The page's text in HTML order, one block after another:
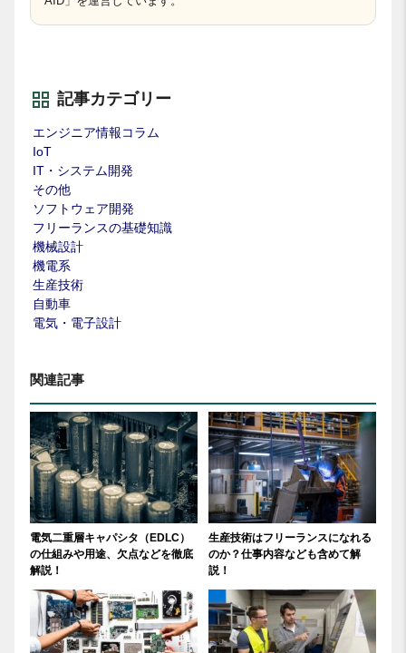
記事カテゴリー
エンジニア情報コラム
IoT
IT・システム開発
その他
ソフトウェア開発
フリーランスの基礎知識
機械設計
機電系
生産技術
自動車
電気・電子設計
関連記事
電気二重層キャパシタ（EDLC）
の仕組みや用途、欠点などを徹底
解説！
生産技術はフリーランスになれる
のか？仕事内容なども含めて解
説！